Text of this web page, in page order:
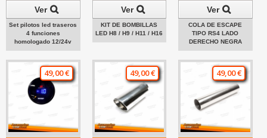
Ver
Set pilotos led traseros
4 funciones
homologado 12/24v
Ver
KIT DE BOMBILLAS
LED H8 / H9 / H11 / H16
Ver
COLA DE ESCAPE
TIPO RS4 LADO
DERECHO NEGRA
49,00 € 49,00 € 49,00 €